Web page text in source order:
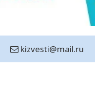
kizvesti@mail.ru